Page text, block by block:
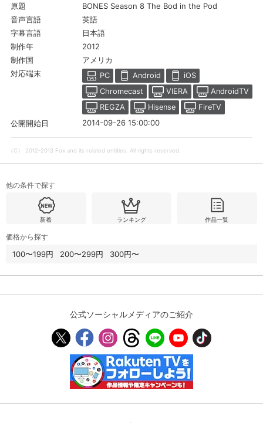
会員設定 会員情報
基本情報、本人連絡先、パスワード 、クレ
ジットカード情報の変更が可能です。
決済方法変更 決済方法の変更が可能です。
購入明細 ４ヵ月分の購入明細の確認が可能です。
Myクーポン
お気に入りに登録した作品を確認できま
す。お気に入りに追加した作品の削除も可
能です。
サイト内の閲覧履歴を確認できます。履歴
の削除も可能です。
視聴年齢制限
能です。5段階の年齢区分から選択できま
原題 BONES Season 8 The Bod in the Pod
音声言語 英語
字幕言語 日本語
制作年 2012
制作国 アメリカ
対応端末 PC Android
iOS
Chromecast
VIERA
AndroidTV
REGZA
Hisense
FireTV
公開開始日
2014-09-26 15:00:00
（C） 2012-2013 Fox and its related entities. All rights reserved.
他の条件で探す
新着 ランキング 作品一覧
価格から探す
100〜199円 200〜299円 300円〜
公式ソーシャルメディアのご紹介